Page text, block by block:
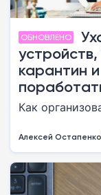
ОБНОВЛЕНО
карантин
Как
Алексей Остапенко